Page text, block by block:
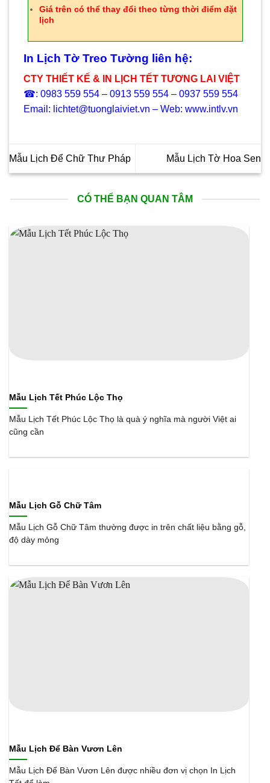
Giá trên có thể thay đổi theo từng thời điểm đặt
lịch
In Lịch Tờ Treo Tường liên hệ:
CTY THIẾT KẾ & IN LỊCH TẾT TƯƠNG LAI VIỆT
☎: 0983 559 554 – 0913 559 554 – 0937 559 554
Email: lichtet@tuonglaiviet.vn – Web: www.intlv.vn
Mẫu Lịch Để Chữ Thư Pháp Mẫu Lịch Tờ Hoa Sen
CÓ THỂ BẠN QUAN TÂM
Mẫu Lịch Tết Phúc Lộc Thọ
Mẫu Lịch Tết Phúc Lộc Thọ là quà ý nghĩa mà người Việt ai
cũng cần
Mẫu Lịch Gỗ Chữ Tâm
Mẫu Lịch Gỗ Chữ Tâm thường được in trên chất liệu bằng gỗ,
độ dày mỏng
Mẫu Lịch Để Bàn Vươn Lên
Mẫu Lịch Để Bàn Vươn Lên được nhiều đơn vị chọn In Lịch